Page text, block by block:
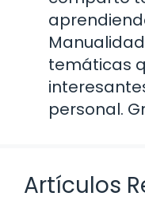
temáticas
personal.
Artículos